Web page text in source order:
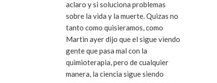
aclaro y si soluciona problemas
sobre la vida y la muerte. Quizas no
tanto como quisieramos, como
Martin ayer dijo que el sigue viendo
gente que pasa mal con la
quimioterapia, pero de cualquier
manera, la ciencia sigue siendo